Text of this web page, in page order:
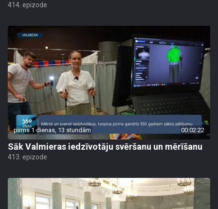
414. epizode
pirms 1 dienas, 13 stundām 00:02:22
Sāk Valmieras iedzīvotāju svēršanu un mērīšanu
413. epizode